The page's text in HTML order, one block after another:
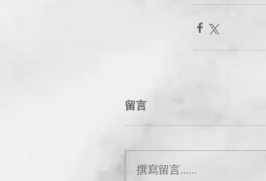
留言
撰寫留言......